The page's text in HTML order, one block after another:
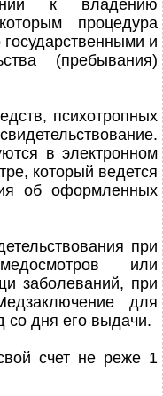
к владению
процедура
и
(пребывания)
психотропных
в электронном
который ведется
об оформленных
при
или
заболеваний, при
для
со дня его выдачи.
счет не реже 1